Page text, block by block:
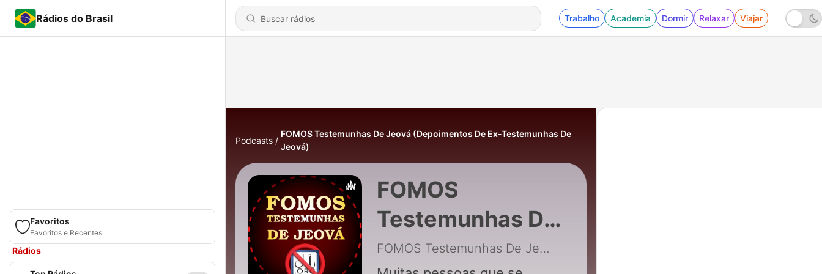
Rádios do Brasil Trabalho Academia Dormir Relaxar Viajar
Favoritos
Favoritos e Recentes
Rádios
Podcasts
FOMOS Testemunhas De Jeová (Depoimentos De Ex-Testemunhas De
Jeová)
FOMOS
Testemunhas De
Jeová
FOMOS Testemunhas De Jeová